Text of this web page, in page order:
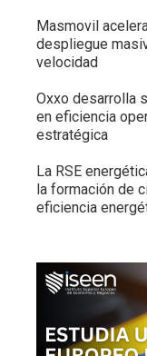
Masmovil
despliegue
velocidad
Oxxo desarrolla
en eficiencia
estratégica
La RSE
la formación de
eficiencia